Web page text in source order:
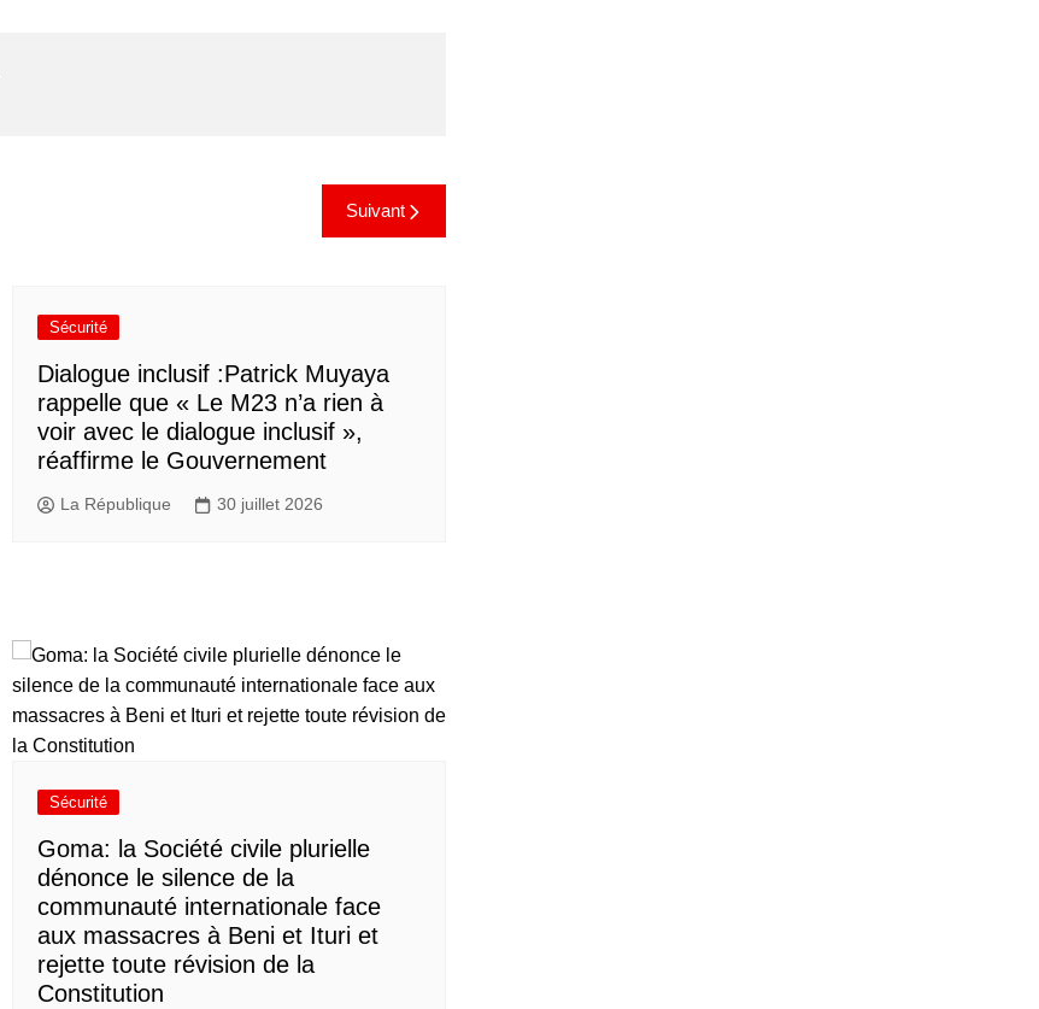
Suivant
Sécurité
Dialogue inclusif :Patrick Muyaya
rappelle que « Le M23 n’a rien à
voir avec le dialogue inclusif »,
réaffirme le Gouvernement
La République 30 juillet 2026
Sécurité
Goma: la Société civile plurielle
dénonce le silence de la
communauté internationale face
aux massacres à Beni et Ituri et
rejette toute révision de la
Constitution